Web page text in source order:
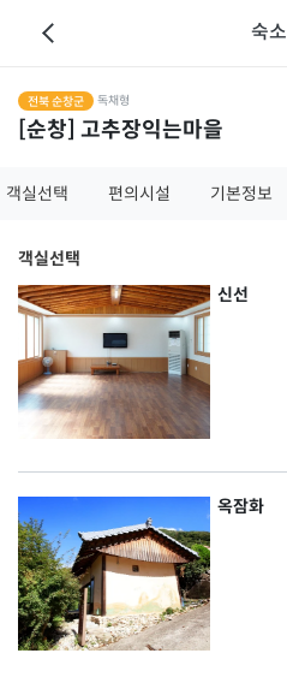
숙소
전북 순창군 독채형
[순창] 고추장익는마을
객실선택 편의시설 기본정보
객실선택
신선
옥잠화